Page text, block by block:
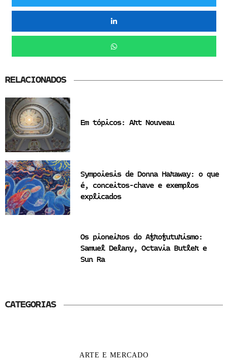
RELACIONADOS
Em tópicos: Art Nouveau
Sympoiesis de Donna Haraway: o que
é, conceitos-chave e exemplos
explicados
Os pioneiros do Afrofuturismo:
Samuel Delany, Octavia Butler e
Sun Ra
CATEGORIAS
ARTE E MERCADO